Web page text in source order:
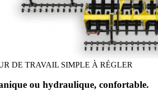
DE TRAVAIL SIMPLE À RÉGLER
ou hydraulique, confortable.